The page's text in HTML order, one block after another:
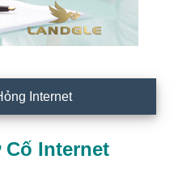
Internet
Cố Internet